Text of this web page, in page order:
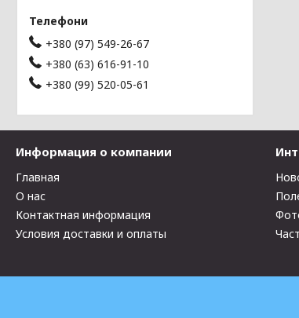
+380 (97) 549-26-67
+380 (63) 616-91-10
+380 (99) 520-05-61
Информация о компании
Главная
О нас
Контактная информация
Условия доставки и оплаты